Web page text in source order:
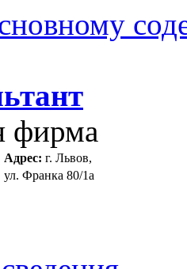
фирма
Адрес: г. Львов,
ул. Франка 80/1а